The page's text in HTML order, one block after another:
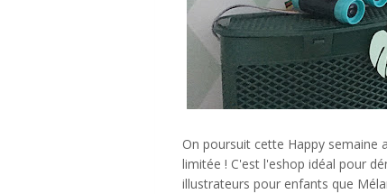
On poursuit cette Happy semaine
limitée ! C'est l'eshop idéal pour
illustrateurs pour enfants que